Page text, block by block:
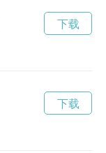
下载
下载